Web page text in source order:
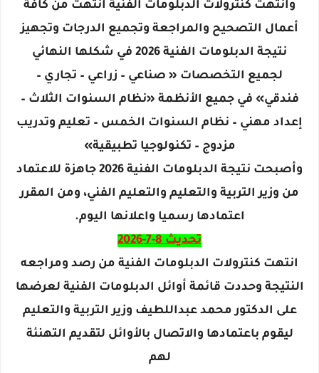
وانتهت كنترولات الدبلومات الفنية انتهت من كافة
أعمال التصحيح والمراجعة وتجميع الدرجات وتجهيز
نتيجة الدبلومات الفنية 2026 في شكلها النهائي
لجميع التخصصات « صناعي – زراعي – تجاري –
فندقي» في جميع الأنظمة «نظام السنوات الثلاث –
إعداد مهني – نظام السنوات الخمس – تعليم وتدريب
مزدوج – تكنولوجيا تطبيقية»
وأصبحت نتيجة الدبلومات الفنية 2026 جاهزة للاعتماد
من وزير التربية والتعليم والتعليم الفني، ومن المقرر
اعتمادها رسميا واعلانها اليوم.
تحديث 8-7-2026
انتهت كنترولات الدبلومات الفنية من رصد ومراجعه
النتيجة وحددت قائمة أوائل الدبلومات الفنية لعرضها
على الدكتور محمد عبداللطيف وزير التربية والتعليم
ليقوم باعتمادها والاتصال بالأوائل لتقديم التهنئة
لهم